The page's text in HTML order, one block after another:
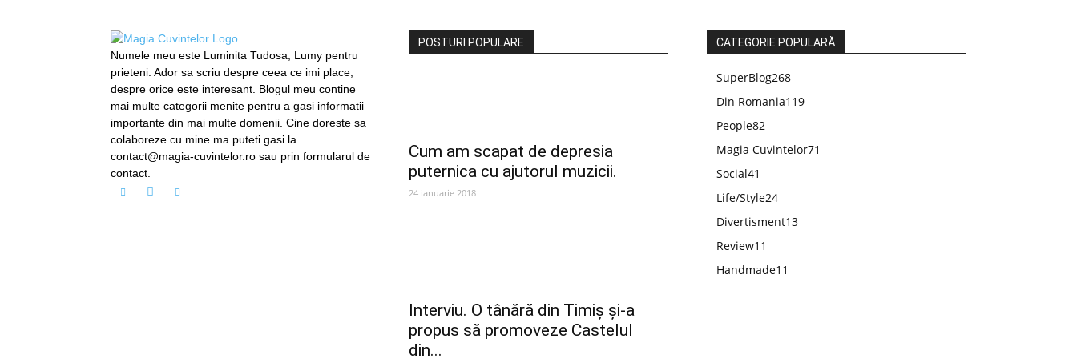
Numele meu este Luminita Tudosa, Lumy pentru
prieteni. Ador sa scriu despre ceea ce imi place,
despre orice este interesant. Blogul meu contine
mai multe categorii menite pentru a gasi informatii
importante din mai multe domenii. Cine doreste sa
colaboreze cu mine ma puteti gasi la
contact@magia-cuvintelor.ro sau prin formularul de
contact.
POSTURI POPULARE
Cum am scapat de depresia
puternica cu ajutorul muzicii.
24 ianuarie 2018
Interviu. O tânără din Timiș și-a
propus să promoveze Castelul
din...
CATEGORIE POPULARĂ
SuperBlog268
Din Romania119
People82
Magia Cuvintelor71
Social41
Life/Style24
Divertisment13
Review11
Handmade11